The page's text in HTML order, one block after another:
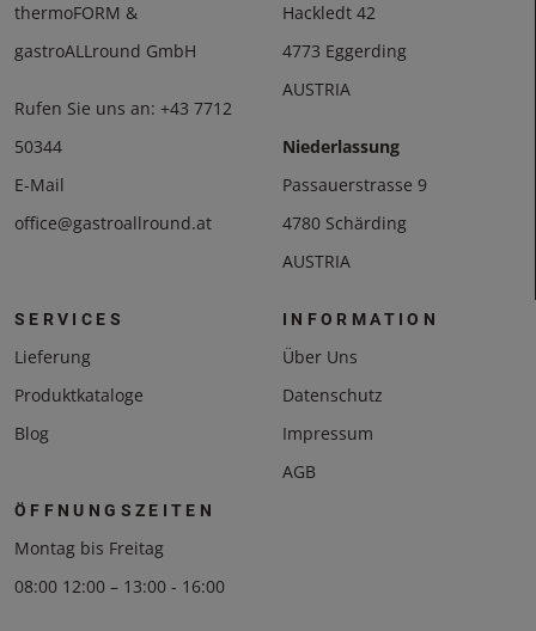
thermoFORM &
gastroALLround GmbH
Rufen Sie uns an: +43 7712
50344
E-Mail
office@gastroallround.at
Hackledt 42
4773 Eggerding
AUSTRIA
Niederlassung
Passauerstrasse 9
4780 Schärding
AUSTRIA
SERVICES
Lieferung
Produktkataloge
Blog
INFORMATION
Über Uns
Datenschutz
Impressum
AGB
ÖFFNUNGSZEITEN
Montag bis Freitag
08:00 12:00 – 13:00 - 16:00